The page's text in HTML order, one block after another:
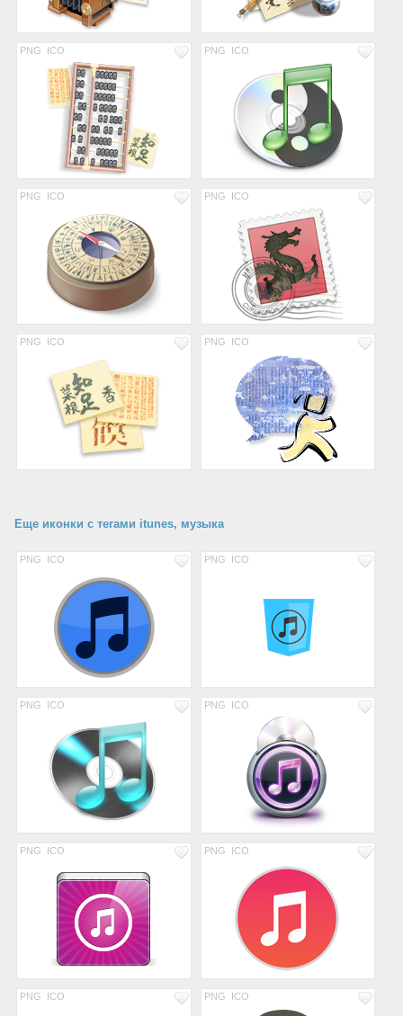
PNG ICO PNG ICO
PNG ICO PNG ICO
PNG ICO PNG ICO
Еще иконки с тегами itunes, музыка
PNG ICO PNG ICO
PNG ICO PNG ICO
PNG ICO PNG ICO
PNG ICO PNG ICO